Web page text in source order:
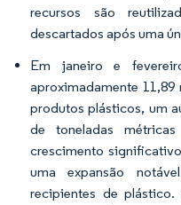
recursos são
descartados após uma
Em janeiro e
aproximadamente
produtos plásticos, um
de toneladas
crescimento
uma expansão
recipientes de